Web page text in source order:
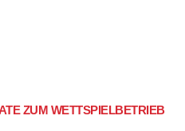
ZUM WETTSPIELBETRIEB